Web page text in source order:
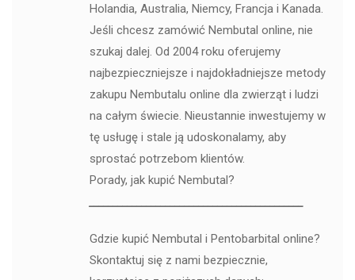
Holandia, Australia, Niemcy, Francja i Kanada.
Jeśli chcesz zamówić Nembutal online, nie
szukaj dalej. Od 2004 roku oferujemy
najbezpieczniejsze i najdokładniejsze metody
zakupu Nembutalu online dla zwierząt i ludzi
na całym świecie. Nieustannie inwestujemy w
tę usługę i stale ją udoskonalamy, aby
sprostać potrzebom klientów.
Porady, jak kupić Nembutal?
Gdzie kupić Nembutal i Pentobarbital online?
Skontaktuj się z nami bezpiecznie,